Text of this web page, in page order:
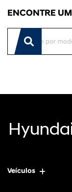
ENCONTRE
Veículos